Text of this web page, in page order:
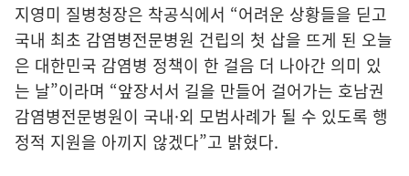
지영미 질병청장은 착공식에서 “어려운 상황들을 딛고
국내 최초 감염병전문병원 건립의 첫 삽을 뜨게 된 오늘
은 대한민국 감염병 정책이 한 걸음 더 나아간 의미 있
는 날”이라며 “앞장서서 길을 만들어 걸어가는 호남권
감염병전문병원이 국내·외 모범사례가 될 수 있도록 행
정적 지원을 아끼지 않겠다”고 밝혔다.